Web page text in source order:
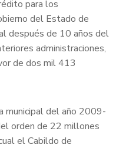
para los
del Estado de
después de 10 años del
administraciones,
de dos mil 413
municipal del año 2009-
orden de 22 millones
el Cabildo de